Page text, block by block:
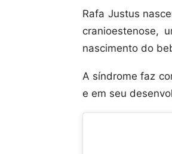
Rafa Justus
cranioestenose,
nascimento do
A síndrome faz
e em seu